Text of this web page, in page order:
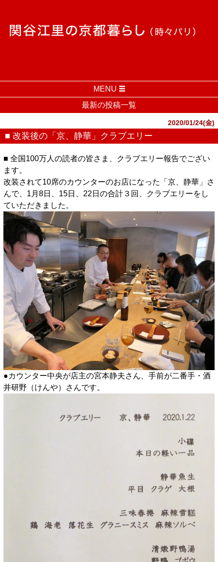
MENU
最新の投稿一覧
2020/01/24(金)
■ 改装後の「京、静華」クラブエリー
■ 全国100万人の読者の皆さま、クラブエリー報告でござい
ます。
改装されて10席のカウンターのお店になった「京、静華」さ
んで、1月8日、15日、22日の合計３回、クラブエリーをし
ていただきました。
●カウンター中央が店主の宮本静夫さん、手前が二番手・酒
井研野（けんや）さんです。